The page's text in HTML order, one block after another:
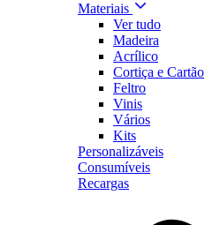
Materiais
Ver tudo
Madeira
Acrílico
Cortiça e Cartão
Feltro
Vinis
Vários
Kits
Personalizáveis
Consumíveis
Recargas